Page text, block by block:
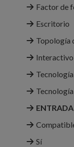
Factor de
Escritorio
Topología
Interactivo
ENTRADA
Sí